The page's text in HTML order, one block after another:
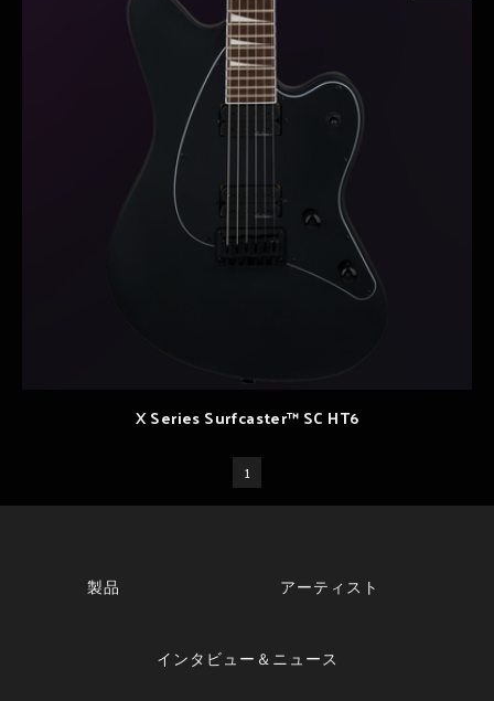
X Series Surfcaster™ SC HT6
1
製品 アーティスト
インタビュー＆ニュース